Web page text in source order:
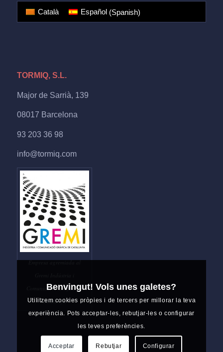
Català Español (Spanish)
TORMIQ, S.L.
Major de Sarrià, 139
08017 Barcelona
93 203 36 98
info@tormiq.com
Empresa agremiada al
Comunicació Gràfica de
Catalunya
Benvingut! Vols unes galetes?
Utilitzem cookies pròpies i de tercers per millorar la teva
experiència. Pots acceptar-les, rebutjar-les o configurar
les teves preferències.
Acceptar Rebutjar Configurar